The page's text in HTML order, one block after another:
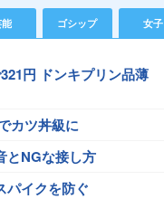
ゴシップ 女子
円 ドンキプリン品薄
カツ丼級に
とNGな接し方
パイクを防ぐ